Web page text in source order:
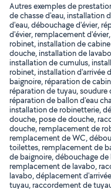
Autres exemples de
de chasse d'eau, installation
d'eau, débouchage d'évier,
d'évier, remplacement
robinet, installation de
douche, installation de
installation de cumulus,
robinet, installation d'arrivée
baignoire, réparation de
réparation de tuyau,
réparation de ballon d'eau
installation de robinetterie,
douche, pose de douche,
douche, remplacement de
remplacement de WC,
toilettes, remplacement de
de baignoire, débouchage
remplacement de lavabo,
lavabo, déplacement
tuyau, raccordement de